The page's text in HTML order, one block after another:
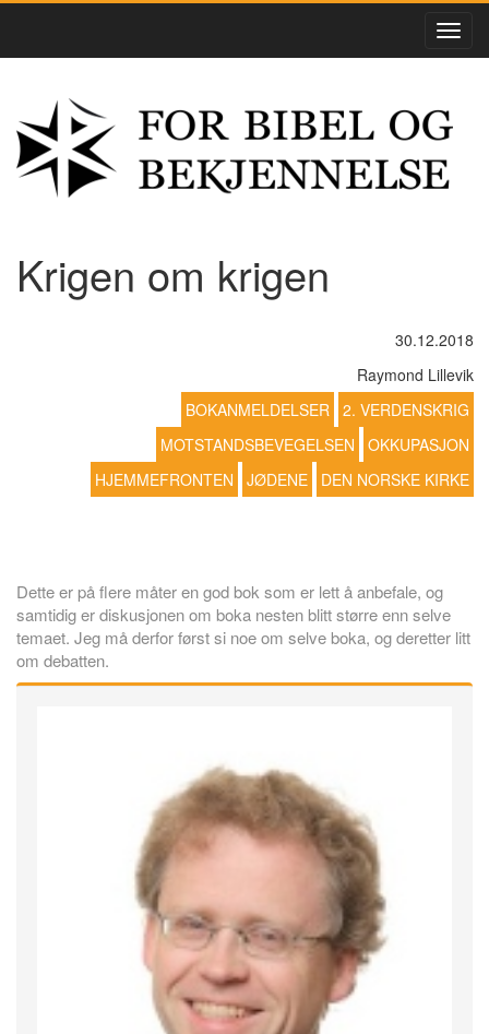
Krigen om krigen
30.12.2018
Raymond Lillevik
BOKANMELDELSER 2. VERDENSKRIG
MOTSTANDSBEVEGELSEN
OKKUPASJON
HJEMMEFRONTEN
JØDENE DEN NORSKE KIRKE
Dette er på flere måter en god bok som er lett å anbefale, og
samtidig er diskusjonen om boka nesten blitt større enn selve
temaet. Jeg må derfor først si noe om selve boka, og deretter litt
om debatten.